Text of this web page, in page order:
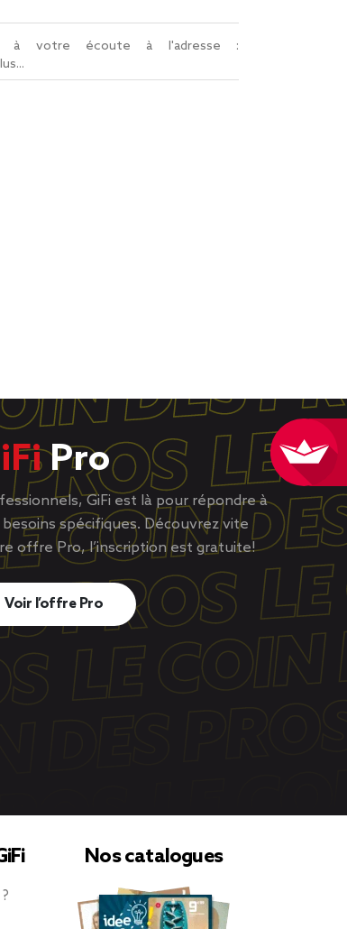
à votre écoute à l'adresse :
Pro
GiFi est là pour répondre à
spécifiques. Découvrez vite
offre Pro, l’inscription est gratuite!
Voir l’offre Pro
Nos catalogues